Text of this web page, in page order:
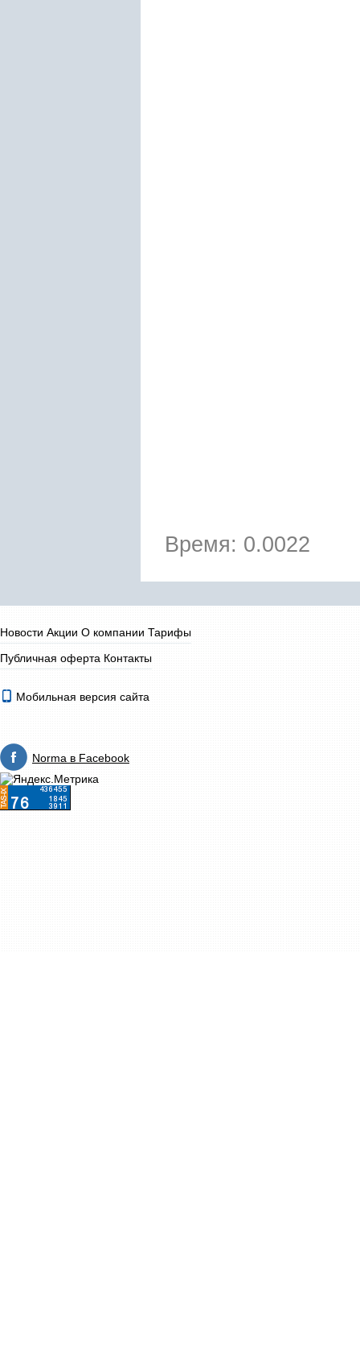
Время: 0.0022
Новости Акции О компании Тарифы
Публичная оферта Контакты
Мобильная версия сайта
Norma в Facebook